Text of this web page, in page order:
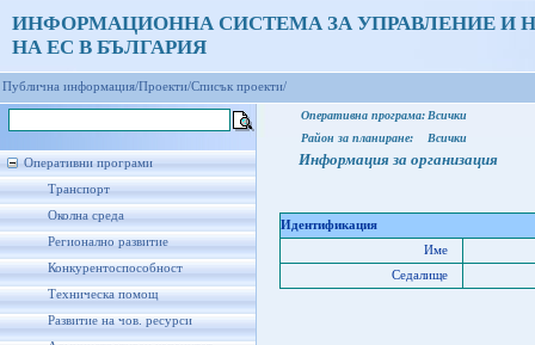
ИНФОРМАЦИОННА СИСТЕМА ЗА УПРАВЛЕНИЕ И
НА ЕС В БЪЛГАРИЯ
Публична информация/Проекти/Списък проекти/
Оперативни програми
Транспорт
Околна среда
Регионално развитие
Конкурентоспособност
Техническа помощ
Развитие на чов. ресурси
Оперативна програма: Всички
Район за планиране:
Всички
Информация за организация
Идентификация
Име
Седалище